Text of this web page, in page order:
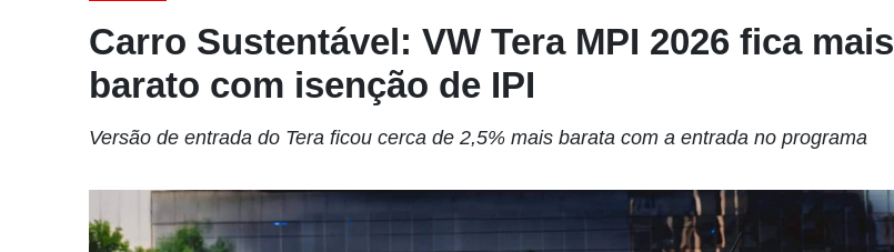
Carro Sustentável: VW Tera MPI 2026 fica mais
barato com isenção de IPI
Versão de entrada do Tera ficou cerca de 2,5% mais barata com a entrada no programa